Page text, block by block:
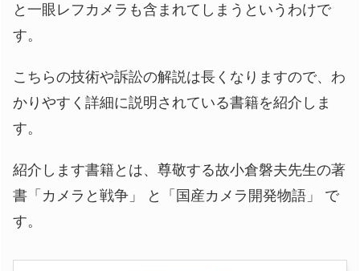
と一眼レフカメラも含まれてしまうというわけで
す。
こちらの技術や訴訟の解説は長くなりますので、わ
かりやすく詳細に説明されている書籍を紹介しま
す。
紹介します書籍とは、尊敬する故小倉磐夫先生の著
書「カメラと戦争」 と「国産カメラ開発物語」 で
す。